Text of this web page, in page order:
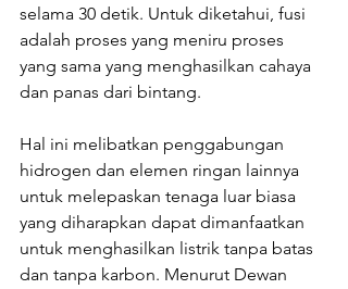
selama 30 detik. Untuk diketahui, fusi
adalah proses yang meniru proses
yang sama yang menghasilkan cahaya
dan panas dari bintang.
Hal ini melibatkan penggabungan
hidrogen dan elemen ringan lainnya
untuk melepaskan tenaga luar biasa
yang diharapkan dapat dimanfaatkan
untuk menghasilkan listrik tanpa batas
dan tanpa karbon. Menurut Dewan